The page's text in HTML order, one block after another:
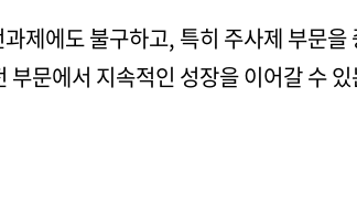
제에도 불구하고, 특히 주사제 부문을
문에서 지속적인 성장을 이어갈 수